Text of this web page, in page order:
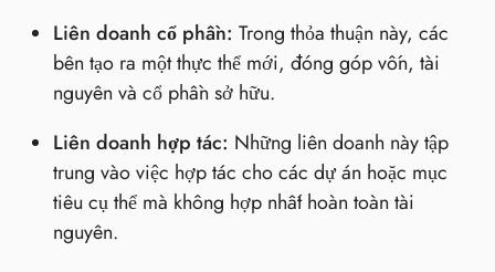
Liên doanh cổ phần: Trong thỏa thuận này, các
bên tạo ra một thực thể mới, đóng góp vốn, tài
nguyên và cổ phần sở hữu.
Liên doanh hợp tác: Những liên doanh này tập
trung vào việc hợp tác cho các dự án hoặc mục
tiêu cụ thể mà không hợp nhất hoàn toàn tài
nguyên.